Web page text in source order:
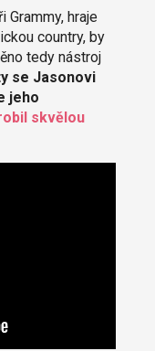
Grammy, hraje
country, by
tedy nástroj
se Jasonovi
jeho
skvělou